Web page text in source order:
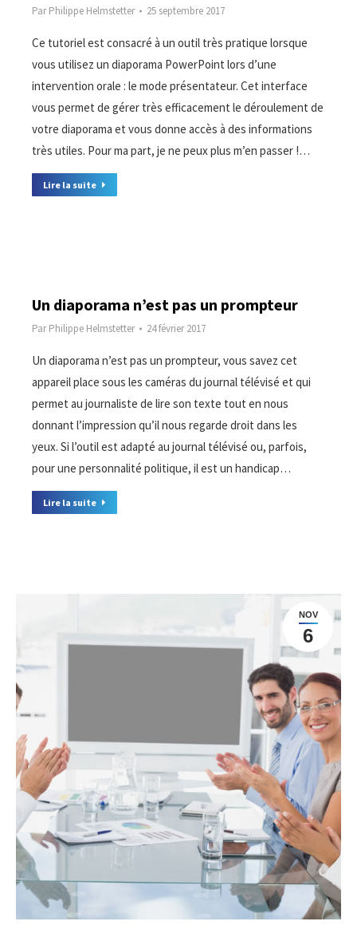
ParPhilippe Helmstetter 25 septembre 2017
Ce tutoriel est consacré à un outil très pratique lorsque
vous utilisez un diaporama PowerPoint lors d’une
intervention orale : le mode présentateur. Cet interface
vous permet de gérer très efficacement le déroulement de
votre diaporama et vous donne accès à des informations
très utiles. Pour ma part, je ne peux plus m’en passer !…
Lire la suite
Un diaporama n’est pas un prompteur
ParPhilippe Helmstetter 24 février 2017
Un diaporama n’est pas un prompteur, vous savez cet
appareil place sous les caméras du journal télévisé et qui
permet au journaliste de lire son texte tout en nous
donnant l’impression qu’il nous regarde droit dans les
yeux. Si l’outil est adapté au journal télévisé ou, parfois,
pour une personnalité politique, il est un handicap…
Lire la suite
NOV
6